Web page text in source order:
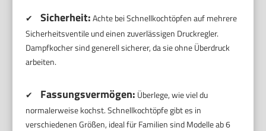
✔ Sicherheit:Achte bei Schnellkochtöpfen auf mehrere
Sicherheitsventile und einen zuverlässigen Druckregler.
Dampfkocher sind generell sicherer, da sie ohne Überdruck
arbeiten.
✔ Fassungsvermögen: Überlege, wie viel du
normalerweise kochst. Schnellkochtöpfe gibt es in
verschiedenen Größen, ideal für Familien sind Modelle ab 6